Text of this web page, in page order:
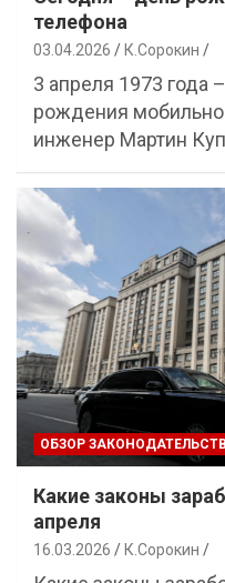
телефона
03.04.2026 К.Сорокин
3 апреля 1973 года
рождения
инженер Мартин
ОБЗОР
Какие законы
апреля
16.03.2026 К.Сорокин